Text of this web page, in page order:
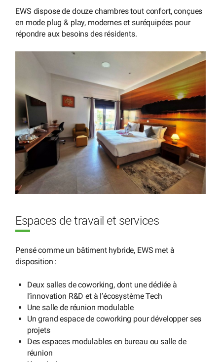
EWS dispose de douze chambres tout confort, conçues
en mode plug & play, modernes et suréquipées pour
répondre aux besoins des résidents.
Espaces de travail et services
Pensé comme un bâtiment hybride, EWS met à
disposition :
Deux salles de coworking, dont une dédiée à
l’innovation R&D et à l’écosystème Tech
Une salle de réunion modulable
Un grand espace de coworking pour développer ses
projets
Des espaces modulables en bureau ou salle de
réunion